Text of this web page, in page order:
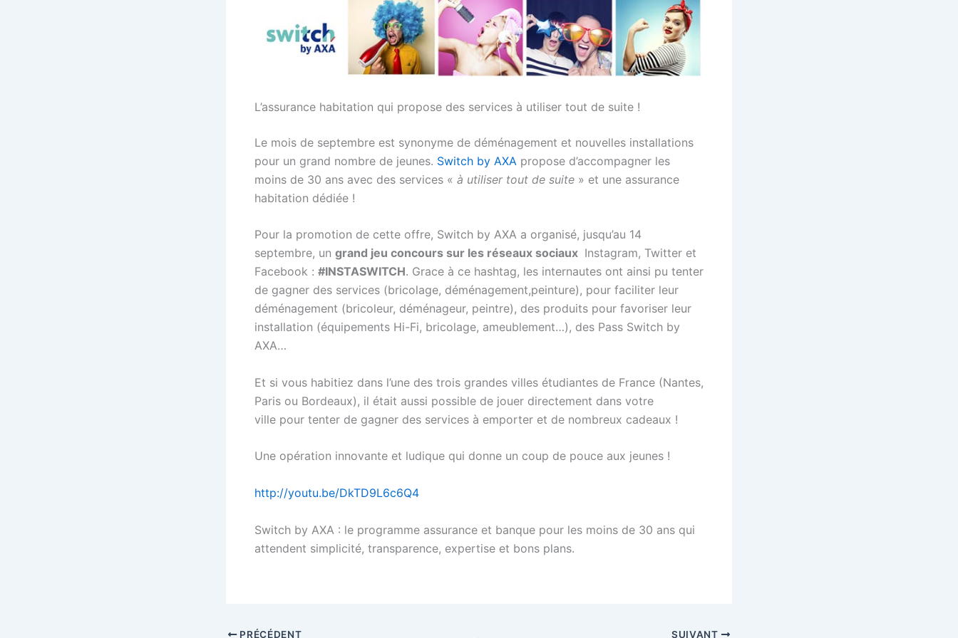
L’assurance habitation qui propose des services à utiliser tout de suite !
Le mois de septembre est synonyme de déménagement et nouvelles installations
pour un grand nombre de jeunes. Switch by AXA propose d’accompagner les
moins de 30 ans avec des services « à utiliser tout de suite » et une assurance
habitation dédiée !
Pour la promotion de cette offre, Switch by AXA a organisé, jusqu’au 14
septembre, un grand jeu concours sur les réseaux sociaux Instagram, Twitter et
Facebook : #INSTASWITCH. Grace à ce hashtag, les internautes ont ainsi pu tenter
de gagner des services (bricolage, déménagement,peinture), pour faciliter leur
déménagement (bricoleur, déménageur, peintre), des produits pour favoriser leur
installation (équipements Hi-Fi, bricolage, ameublement…), des Pass Switch by
AXA…
Et si vous habitiez dans l’une des trois grandes villes étudiantes de France (Nantes,
Paris ou Bordeaux), il était aussi possible de jouer directement dans votre
ville pour tenter de gagner des services à emporter et de nombreux cadeaux !
Une opération innovante et ludique qui donne un coup de pouce aux jeunes !
http://youtu.be/DkTD9L6c6Q4
Switch by AXA : le programme assurance et banque pour les moins de 30 ans qui
attendent simplicité, transparence, expertise et bons plans.
PRÉCÉDENT SUIVANT